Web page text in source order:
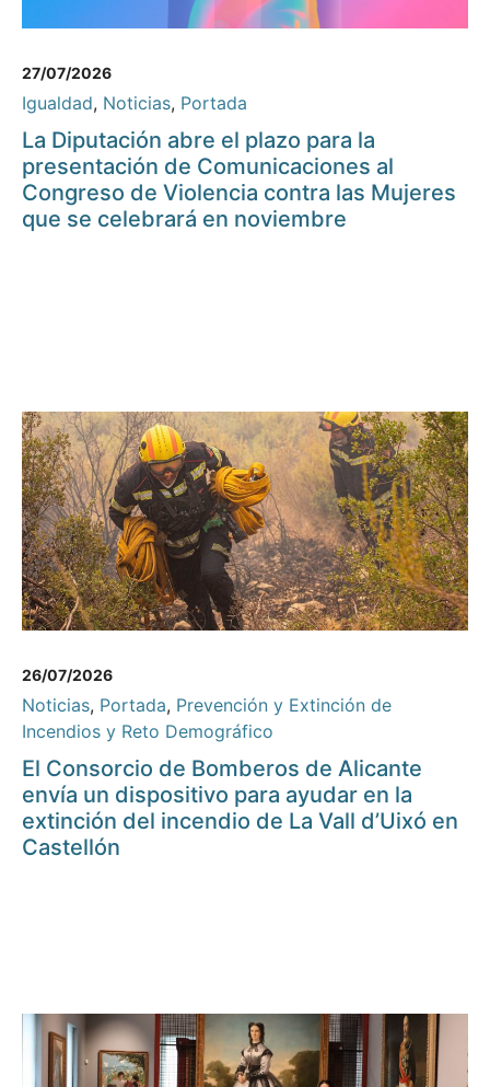
27/07/2026
Igualdad, Noticias, Portada
La Diputación abre el plazo para la
presentación de Comunicaciones al
Congreso de Violencia contra las Mujeres
que se celebrará en noviembre
26/07/2026
Noticias, Portada, Prevención y Extinción de
Incendios y Reto Demográfico
El Consorcio de Bomberos de Alicante
envía un dispositivo para ayudar en la
extinción del incendio de La Vall d’Uixó en
Castellón